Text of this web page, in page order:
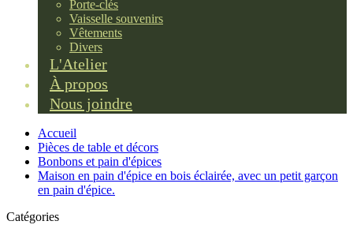
Porte-clés
Vaisselle souvenirs
Vêtements
Divers
L'Atelier
À propos
Nous joindre
Accueil
Pièces de table et décors
Bonbons et pain d'épices
Maison en pain d'épice en bois éclairée, avec un petit garçon
en pain d'épice.
Catégories